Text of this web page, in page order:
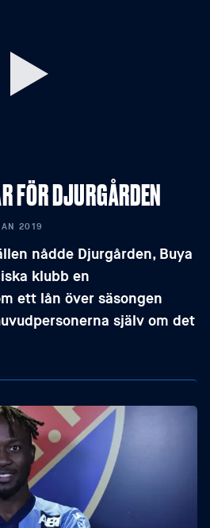
FÖR DJURGÅRDEN
2019
nådde Djurgården, Buya
klubb en
ett lån över säsongen
själv om det